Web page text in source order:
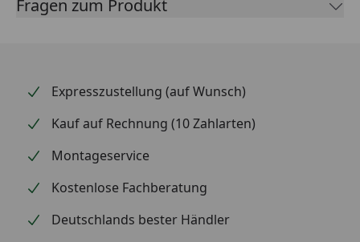
Temperatur
Nicht bienengefährlich
Fragen zum Produkt
Expresszustellung (auf Wunsch)
Kauf auf Rechnung (10 Zahlarten)
Montageservice
Kostenlose Fachberatung
Deutschlands bester Händler